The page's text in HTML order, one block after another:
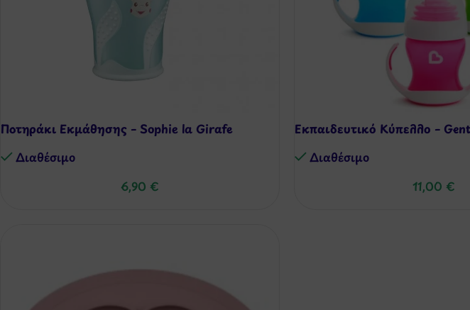
Ποτηράκι Εκμάθησης – Sophie la Girafe
Διαθέσιμo
6,90 €
Εκπαιδευτικό Κύπελλο –
Διαθέσιμo
11,00 €